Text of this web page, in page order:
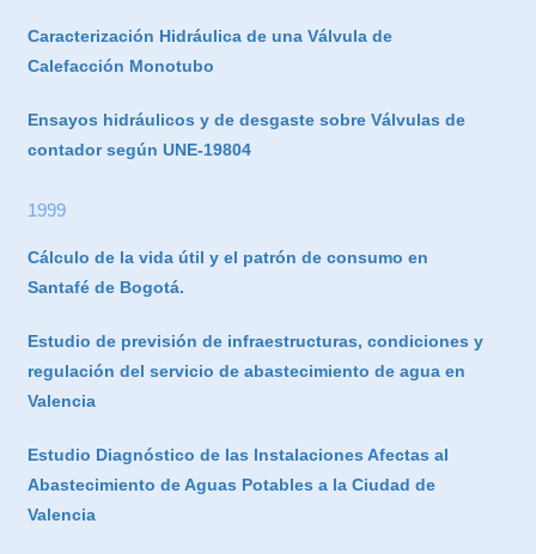
Caracterización Hidráulica de una Válvula de
Calefacción Monotubo
Ensayos hidráulicos y de desgaste sobre Válvulas de
contador según UNE-19804
1999
Cálculo de la vida útil y el patrón de consumo en
Santafé de Bogotá.
Estudio de previsión de infraestructuras, condiciones y
regulación del servicio de abastecimiento de agua en
Valencia
Estudio Diagnóstico de las Instalaciones Afectas al
Abastecimiento de Aguas Potables a la Ciudad de
Valencia